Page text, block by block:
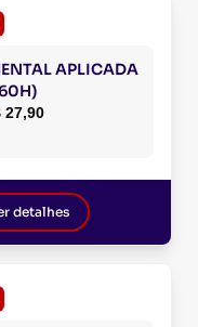
APLICADA
27,90
detalhes